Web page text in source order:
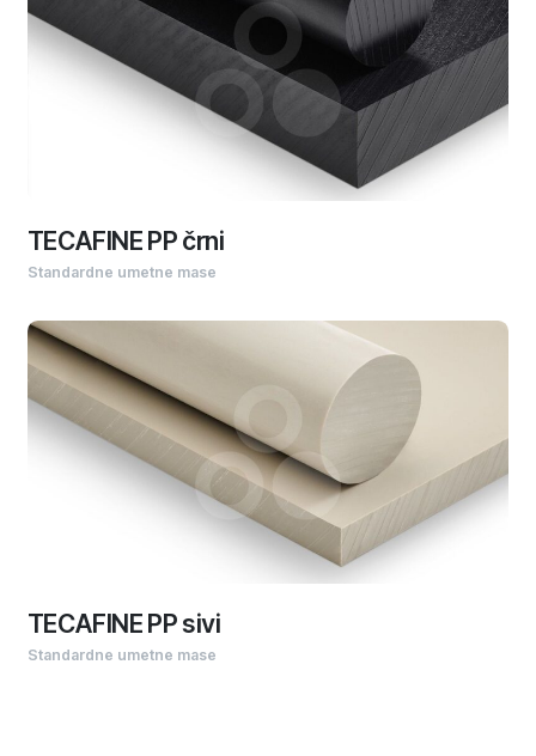
TECAFINE PP sivi
Standardne umetne mase
TECAFINE PP črni
Standardne umetne mase